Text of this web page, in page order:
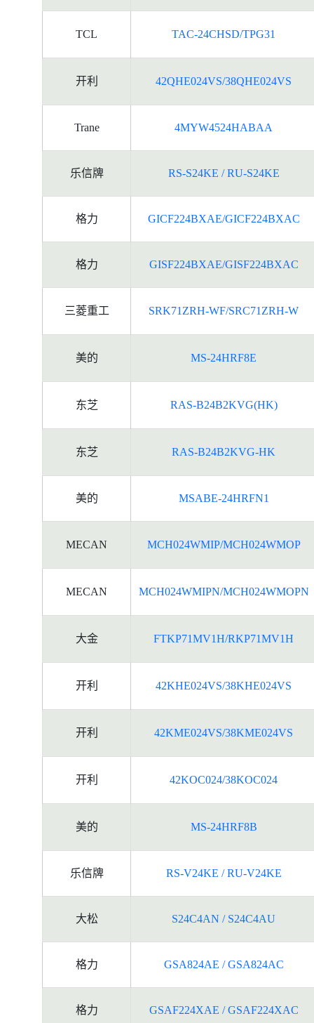
TCL TAC-24CHSD/TPG31
开利 42QHE024VS/38QHE024VS
Trane 4MYW4524HABAA
乐信牌 RS-S24KE / RU-S24KE
格力 GICF224BXAE/GICF224BXAC
格力 GISF224BXAE/GISF224BXAC
三菱重工 SRK71ZRH-WF/SRC71ZRH-W
美的 MS-24HRF8E
东芝 RAS-B24B2KVG(HK)
东芝 RAS-B24B2KVG-HK
美的 MSABE-24HRFN1
MECAN MCH024WMIP/MCH024WMOP
MECAN MCH024WMIPN/MCH024WMOPN
大金 FTKP71MV1H/RKP71MV1H
开利 42KHE024VS/38KHE024VS
开利 42KME024VS/38KME024VS
开利 42KOC024/38KOC024
美的 MS-24HRF8B
乐信牌 RS-V24KE / RU-V24KE
大松 S24C4AN / S24C4AU
格力 GSA824AE / GSA824AC
格力 GSAF224XAE / GSAF224XAC